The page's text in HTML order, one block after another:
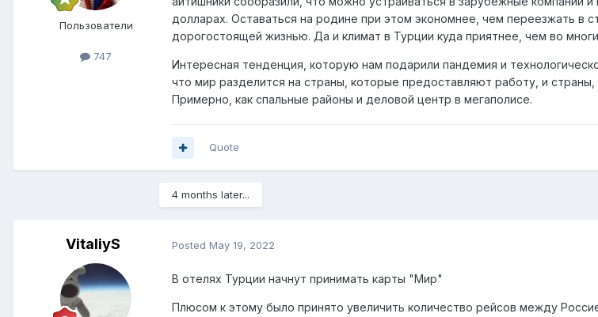
Пользователи
747
долларах. Оставаться на родине при этом экономнее, чем переезжать в
дорогостоящей жизнью. Да и климат в Турции куда приятнее, чем во
Интересная тенденция, которую нам подарили пандемия и
что мир разделится на страны, которые предоставляют работу, и
Примерно, как спальные районы и деловой центр в мегаполисе.
Quote
4 months later...
VitaliyS Posted May 19, 2022
В отелях Турции начнут принимать карты "Мир"
Плюсом к этому было принято увеличить количество рейсов между